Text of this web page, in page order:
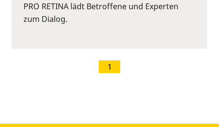
PRO RETINA lädt Betroffene und Experten
zum Dialog.
1